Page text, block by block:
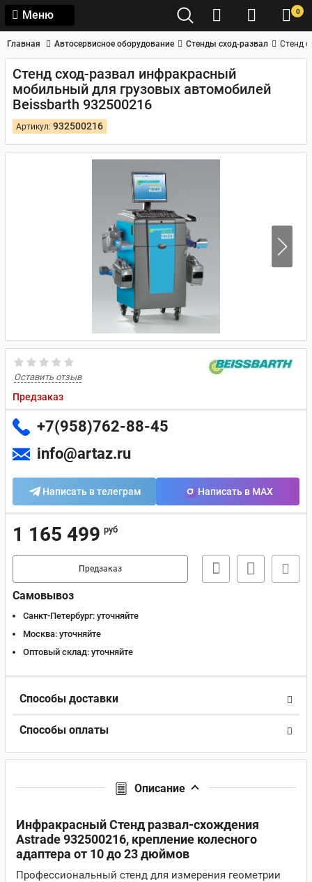
Меню 0
Главная Автосервисное оборудование Стенды сход-развал Стенд
Стенд сход-развал инфракрасный
мобильный для грузовых автомобилей
Beissbarth 932500216
Артикул: 932500216
Оставить отзыв
Предзаказ
+7(958)762-88-45
info@artaz.ru
Написать в телеграм Написать в MAX
1 165 499 руб
Предзаказ
Самовывоз
Санкт-Петербург: уточняйте
Москва: уточняйте
Оптовый склад: уточняйте
Способы доставки
Способы оплаты
Описание
Инфракрасный Стенд развал-схождения
Astrade 932500216, крепление колесного
адаптера от 10 до 23 дюймов
Профессиональный стенд для измерения геометрии